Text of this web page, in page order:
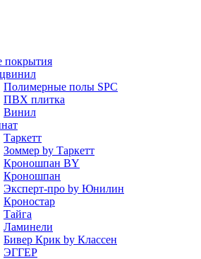
покрытия
Полимерные полы SPC
ПВХ плитка
Винил
Таркетт
Зоммер by Таркетт
Кроношпан BY
Кроношпан
Эксперт-про by Юнилин
Кроностар
Тайга
Ламинели
Бивер Крик by Классен
ЭГГЕР